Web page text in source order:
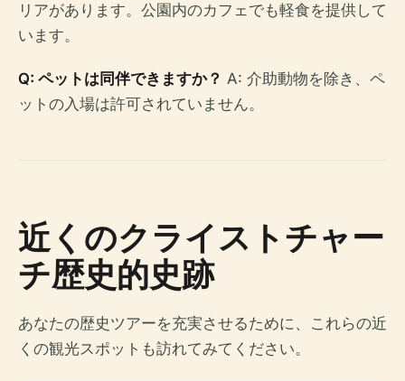
リアがあります。公園内のカフェでも軽食を提供して
います。
Q: ペットは同伴できますか？ A: 介助動物を除き、ペ
ットの入場は許可されていません。
近くのクライストチャー
チ歴史的史跡
あなたの歴史ツアーを充実させるために、これらの近
くの観光スポットも訪れてみてください。